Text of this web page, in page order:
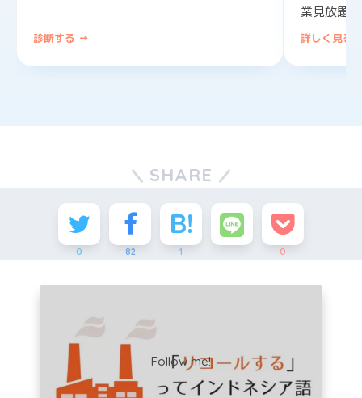
診断する →
業見放題
詳しく見る
SHARE
0 82 1 0
Follow me!